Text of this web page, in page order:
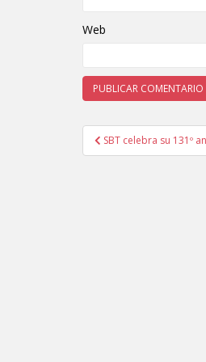
Web
Navegación
SBT celebra su 131º